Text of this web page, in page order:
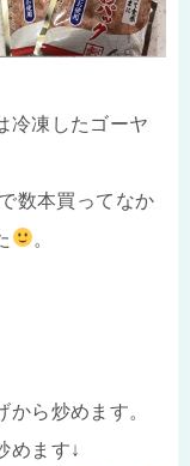
冷凍したゴーヤ
数本買ってなか
。
ら炒めます。
めます↓